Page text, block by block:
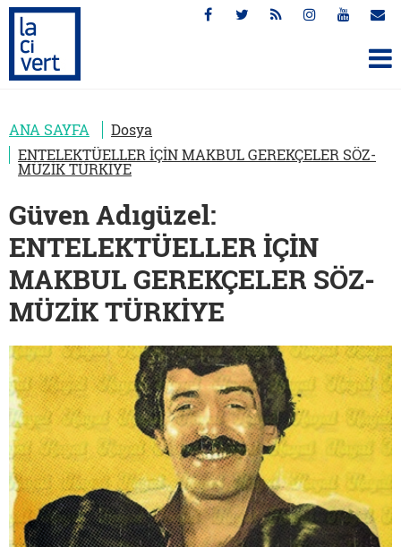
ANA SAYFA
Dosya
ENTELEKTÜELLER İÇİN MAKBUL GEREKÇELER SÖZ-
MÜZİK TÜRKİYE
Güven Adıgüzel:
ENTELEKTÜELLER İÇİN
MAKBUL GEREKÇELER SÖZ-
MÜZİK TÜRKİYE